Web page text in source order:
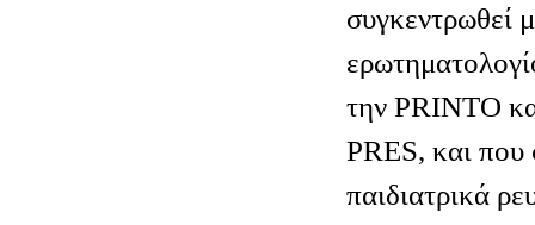
συγκεντρωθεί
την PRINTO
PRES, και που
παιδιατρικά